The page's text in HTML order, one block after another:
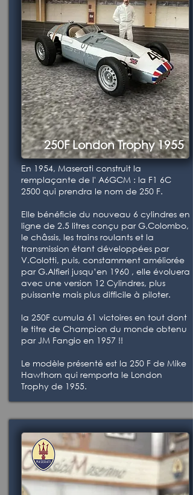
250F London Trophy 1955
En 1954, Maserati construit la
remplaçante de l' A6GCM : la F1 6C
2500 qui prendra le nom de 250 F.
Elle bénéficie du nouveau 6 cylindres en
ligne de 2.5 litres conçu par G.Colombo,
le châssis, les trains roulants et la
transmission étant développées par
V.Colotti, puis, constamment améliorée
par G.Alfieri jusqu’en 1960 , elle évoluera
avec une version 12 Cylindres, plus
puissante mais plus difficile à piloter.
la 250F cumula 61 victoires en tout dont
le titre de Champion du monde obtenu
par JM Fangio en 1957 !!
Le modèle présenté est la 250 F de Mike
Hawthorn qui remporta le London
Trophy de 1955.